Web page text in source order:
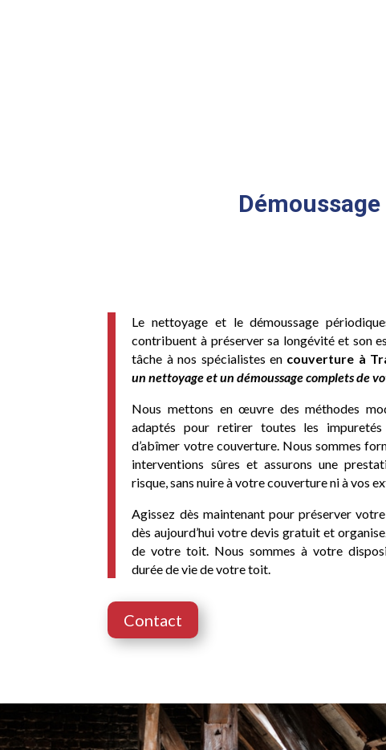
Le nettoyage et le démoussage
contribuent à préserver sa longévité et son
tâche à nos spécialistes en couverture à
un nettoyage et un démoussage complets de
Nous mettons en œuvre des méthodes
adaptés pour retirer toutes les
d’abîmer votre couverture. Nous sommes
interventions sûres et assurons une
risque, sans nuire à votre couverture ni à vos
Agissez dès maintenant pour préserver
dès aujourd’hui votre devis gratuit et
de votre toit. Nous sommes à votre
durée de vie de votre toit.
Contact